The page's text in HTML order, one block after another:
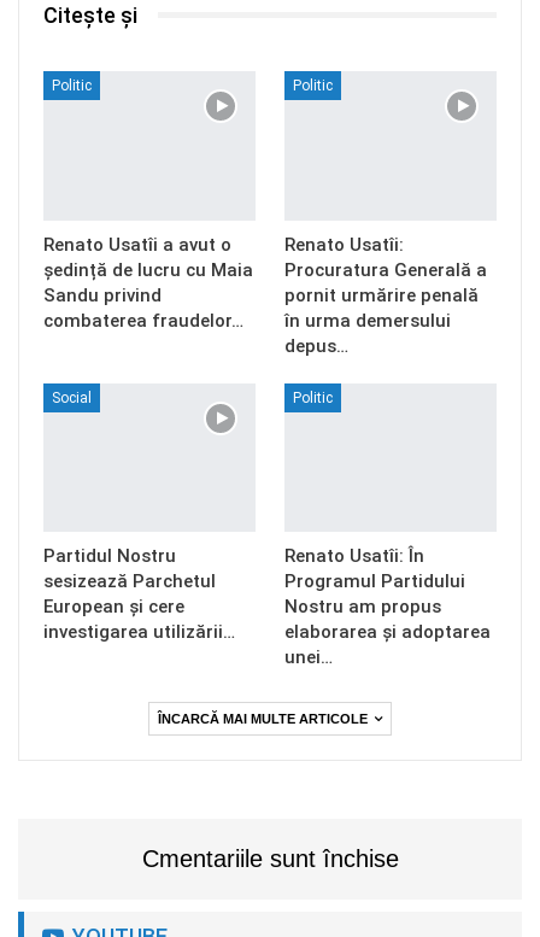
Citește și
Politic
Renato Usatîi a avut o
ședință de lucru cu Maia
Sandu privind
combaterea fraudelor…
Politic
Renato Usatîi:
Procuratura Generală a
pornit urmărire penală
în urma demersului
depus…
Social
Partidul Nostru
sesizează Parchetul
European și cere
investigarea utilizării…
Politic
Renato Usatîi: În
Programul Partidului
Nostru am propus
elaborarea și adoptarea
unei…
ÎNCARCĂ MAI MULTE ARTICOLE
Cmentariile sunt închise